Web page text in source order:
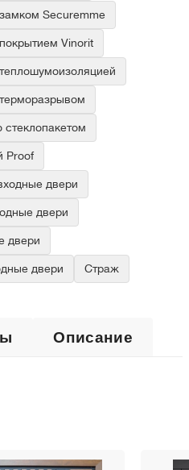
Securemme
Vinorit
Proof
двери
двери
двери
двери Страж
Описание